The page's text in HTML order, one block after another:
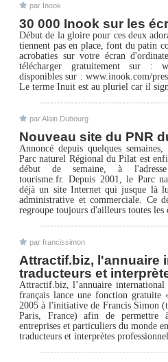
par Inook
30 000 Inook sur les
Début de la gloire pour ces deux
tiennent pas en place, font du patin
acrobaties sur votre écran
télécharger gratuitement sur :
disponibles sur : www.inook.com/
Le terme Inuit est au pluriel car il
par Alain Dubourg
Nouveau site du PNR
Annoncé depuis quelques
Parc naturel Régional du Pilat est
début de semaine, à l'adresse
tourisme.fr. Depuis 2001, le Parc
déjà un site Internet qui jusque là
administrative et commerciale. Ce
regroupe toujours d'ailleurs toutes les
par francissimon
Attractif.biz, l'annuaire
traducteurs et
Attractif.biz, l’annuaire international
français lance une fonction
2005 à l'initiative de Francis Simon
Paris, France) afin de permettre
entreprises et particuliers du monde
traducteurs et interprètes